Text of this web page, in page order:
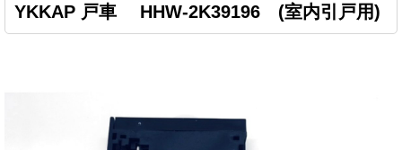
YKKAP 戸車 HHW-2K39196 (室内引戸用)